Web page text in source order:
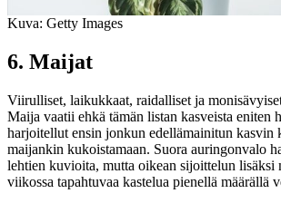
Kuva: Getty Images
6. Maijat
Viirulliset, laikukkaat, raidalliset ja
Maija vaatii ehkä tämän listan kasveista eniten
harjoitellut ensin jonkun edellämainitun kasvin
maijankin kukoistamaan. Suora auringonvalo
lehtien kuvioita, mutta oikean sijoittelun lisäksi
viikossa tapahtuvaa kastelua pienellä määrällä